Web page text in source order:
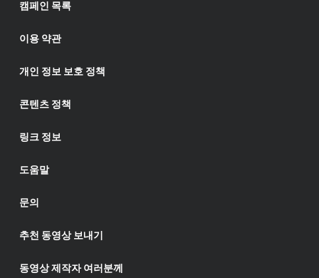
캠페인 목록
이용 약관
개인 정보 보호 정책
콘텐츠 정책
링크 정보
도움말
문의
추천 동영상 보내기
동영상 제작자 여러분께